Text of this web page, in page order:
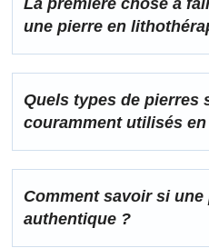
La première chose à
une pierre en
Quels types de pierres
couramment utilisés
Comment savoir si une
authentique ?